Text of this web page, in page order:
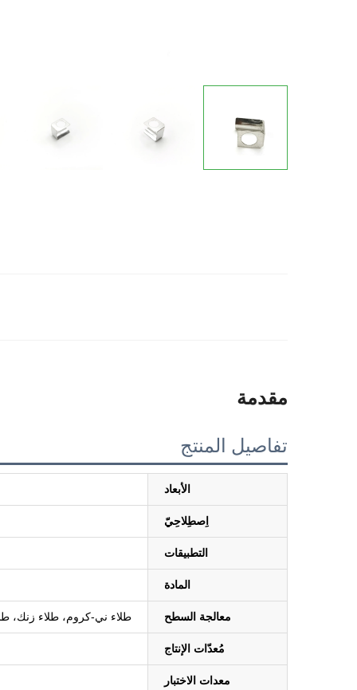
مقدمة
تفاصيل المنتج
الأبعاد
اِصطِلاحِيّ
التطبيقات
المادة
معالجة السطح طلاء ني-كروم، طلاء زنك،
مُعدّات الإنتاج
معدات الاختبار